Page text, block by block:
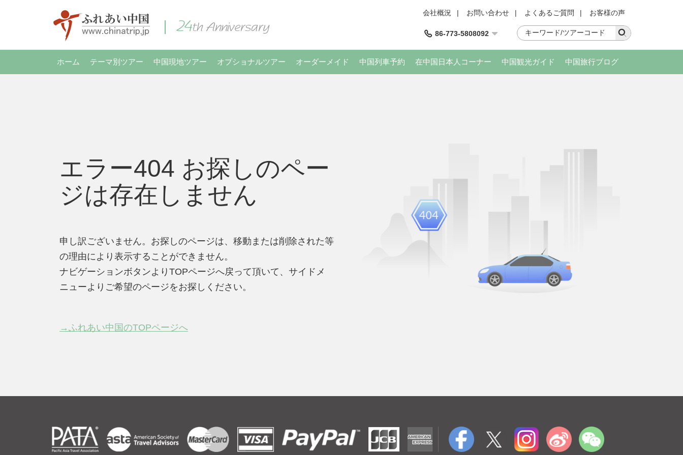
会社概況 | お問い合わせ | よくあるご質問 | お客様の声
86-773-5808092
ホーム テーマ別ツアー 中国現地ツアー オプショナルツアー オーダーメイド 中国列車予約 在中国日本人コーナー 中国観光ガイド 中国旅行ブログ
エラー404 お探しのペー
ジは存在しません
申し訳ございません。お探しのページは、移動または削除された等
の理由により表示することができません。
ナビゲーションボタンよりTOPページへ戻って頂いて、サイドメ
ニューよりご希望のページをお探しください。
→ふれあい中国のTOPページへ